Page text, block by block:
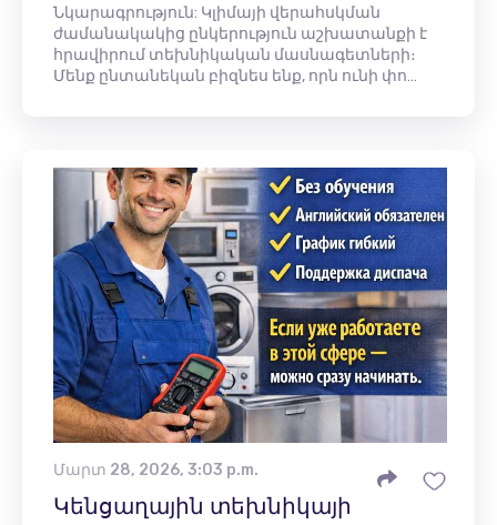
Նկարագրություն: Կլիմայի վերահսկման
ժամանակակից ընկերություն աշխատանքի է
հրավիրում տեխնիկական մասնագետների։
Մենք ընտանեկան բիզնես ենք, որն ունի փո…
Մարտ 28, 2026, 3:03 p.m.
Կենցաղային տեխնիկայի